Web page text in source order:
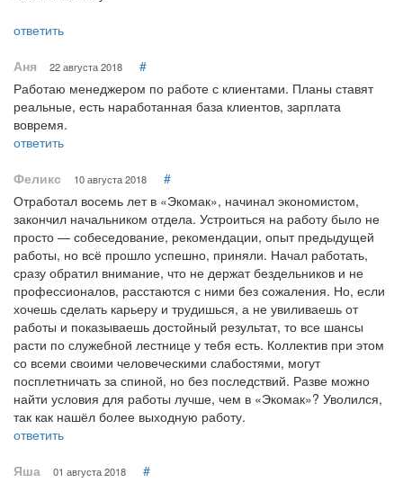
ответить
Аня
22 августа 2018
#
Работаю менеджером по работе с клиентами. Планы ставят
реальные, есть наработанная база клиентов, зарплата
вовремя.
ответить
Феликс
10 августа 2018
#
Отработал восемь лет в «Экомак», начинал экономистом,
закончил начальником отдела. Устроиться на работу было не
просто — собеседование, рекомендации, опыт предыдущей
работы, но всё прошло успешно, приняли. Начал работать,
сразу обратил внимание, что не держат бездельников и не
профессионалов, расстаются с ними без сожаления. Но, если
хочешь сделать карьеру и трудишься, а не увиливаешь от
работы и показываешь достойный результат, то все шансы
расти по служебной лестнице у тебя есть. Коллектив при этом
со всеми своими человеческими слабостями, могут
посплетничать за спиной, но без последствий. Разве можно
найти условия для работы лучше, чем в «Экомак»? Уволился,
так как нашёл более выходную работу.
ответить
Яша
01 августа 2018
#